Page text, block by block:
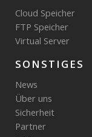
Cloud Speicher
FTP Speicher
Virtual Server
SONSTIGES
News
Über uns
Sicherheit
Partner